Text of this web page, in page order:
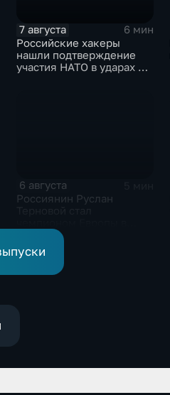
7 августа
6 мин
Российские хакеры
нашли подтверждение
участия НАТО в ударах по
6 августа
Россиянин Руслан
прыжках в воду с 10-ти
метровой вышки